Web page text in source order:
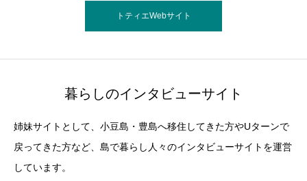
トティエWebサイト
暮らしのインタビューサイト
姉妹サイトとして、小豆島・豊島へ移住してきた方やUターンで
戻ってきた方など、島で暮らし人々のインタビューサイトを運営
しています。